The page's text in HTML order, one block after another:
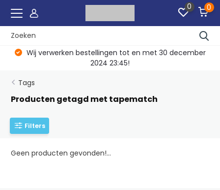
0 0
Wij verwerken bestellingen tot en met 30 december
2024 23:45!
Tags
Producten getagd met tapematch
Filters
Geen producten gevonden!...